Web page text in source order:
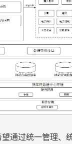
通过统一管理、